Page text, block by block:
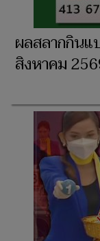
ผลสลากกินแ
สิงหาคม